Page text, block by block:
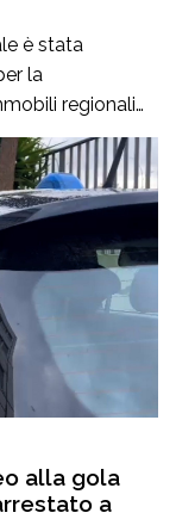
è stata
la
regionali
i Consiglieri
particolarmente
la Mozione
impegnato
alla gola
a